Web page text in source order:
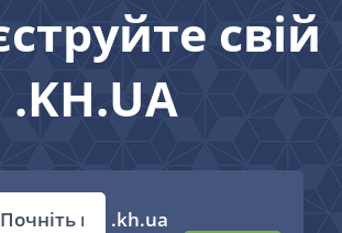
свій
.KH.UA
.kh.ua